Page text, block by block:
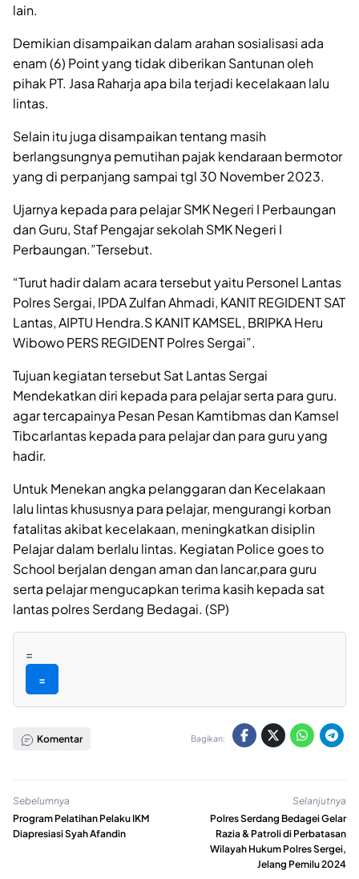
lain.
Demikian disampaikan dalam arahan sosialisasi ada
enam (6) Point yang tidak diberikan Santunan oleh
pihak PT. Jasa Raharja apa bila terjadi kecelakaan lalu
lintas.
Selain itu juga disampaikan tentang masih
berlangsungnya pemutihan pajak kendaraan bermotor
yang di perpanjang sampai tgl 30 November 2023.
Ujarnya kepada para pelajar SMK Negeri I Perbaungan
dan Guru, Staf Pengajar sekolah SMK Negeri I
Perbaungan.”Tersebut.
“Turut hadir dalam acara tersebut yaitu Personel Lantas
Polres Sergai, IPDA Zulfan Ahmadi, KANIT REGIDENT SAT
Lantas, AIPTU Hendra.S KANIT KAMSEL, BRIPKA Heru
Wibowo PERS REGIDENT Polres Sergai”.
Tujuan kegiatan tersebut Sat Lantas Sergai
Mendekatkan diri kepada para pelajar serta para guru.
agar tercapainya Pesan Pesan Kamtibmas dan Kamsel
Tibcarlantas kepada para pelajar dan para guru yang
hadir.
Untuk Menekan angka pelanggaran dan Kecelakaan
lalu lintas khususnya para pelajar, mengurangi korban
fatalitas akibat kecelakaan, meningkatkan disiplin
Pelajar dalam berlalu lintas. Kegiatan Police goes to
School berjalan dengan aman dan lancar,para guru
serta pelajar mengucapkan terima kasih kepada sat
lantas polres Serdang Bedagai. (SP)
=
=
Komentar Bagikan:
Sebelumnya
Program Pelatihan Pelaku IKM
Diapresiasi Syah Afandin
Selanjutnya
Polres Serdang Bedagei Gelar
Razia & Patroli di Perbatasan
Wilayah Hukum Polres Sergei,
Jelang Pemilu 2024